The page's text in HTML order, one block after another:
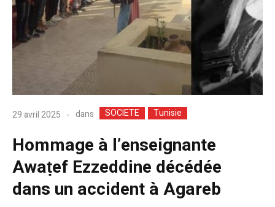
29 avril 2025 dans SOCIETE Tunisie
Hommage à l’enseignante
Awaṭef Ezzeddine décédée
dans un accident à Agareb